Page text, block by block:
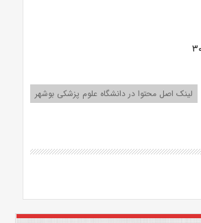
لینک اصل محتوا در دانشگاه علوم پزشکی بوشهر